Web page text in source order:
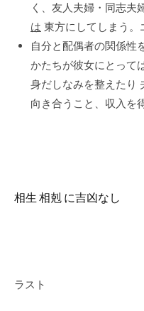
く、友人夫婦・同志夫
は 東方にしてしまう。
自分と配偶者の関係性
かたちが彼女にとって
身だしなみを整えたり
向き合うこと、収入を
相生 相剋 に吉凶なし
ラスト